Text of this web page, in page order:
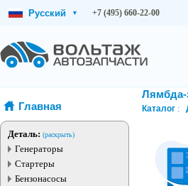
Русский ▾ +7 (495) 660-22-00
Главная
Деталь: (раскрыть)
Генераторы
Стартеры
Бензонасосы
Каталог